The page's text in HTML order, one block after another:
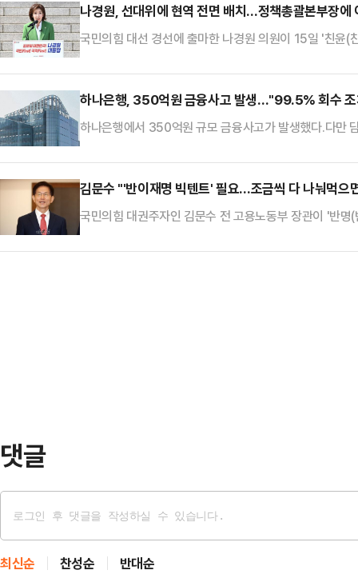
로 언제든 쉼이 필요하실 때 찾으실 수 있도록 기다리고
개조해 만든 이색적인 카페 전경이 담겼다. 연못과 다양
나경원, 선대위에 현역 전면 배치…정책총괄본부장에
국민의힘 대선 경선에 출마한 나경원 의원이 15일 '친윤
는 재선의 강승규 의원(충남 홍성군예산군), 조직총괄본
영입했다.또 국방안보위원장은 임종득 의원(경북 영주
윤계로 분류된다.나 의원은 캠프 주요 보직에 원외 인사
하나은행, 350억원 금융사고 발생…"99.5% 회수
하나은행에서 350억원 규모 금융사고가 발생했다.다
날 공시했다.사고 발생일은 지난해 4월30일이며, 손실
산 구입을 위한 잔금대출을 받기 위해 은행에 제출했던
"기한의 이익상실 조치와 함께 담보물 매각 등을 통해
김문수 "'반이재명 빅텐트' 필요…조금씩 다 나눠먹으
국민의힘 대권주자인 김문수 전 고용노동부 장관이 '반
관련해 "이재명 후보를 이기기 위해서는 어떻게든 힘을
댓글
최신순 찬성순 반대순